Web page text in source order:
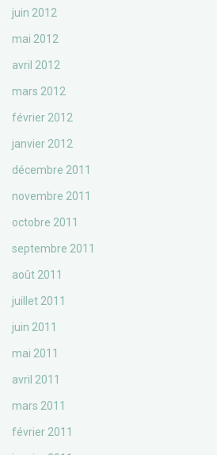
juin 2012
mai 2012
avril 2012
mars 2012
février 2012
janvier 2012
décembre 2011
novembre 2011
octobre 2011
septembre 2011
août 2011
juillet 2011
juin 2011
mai 2011
avril 2011
mars 2011
février 2011